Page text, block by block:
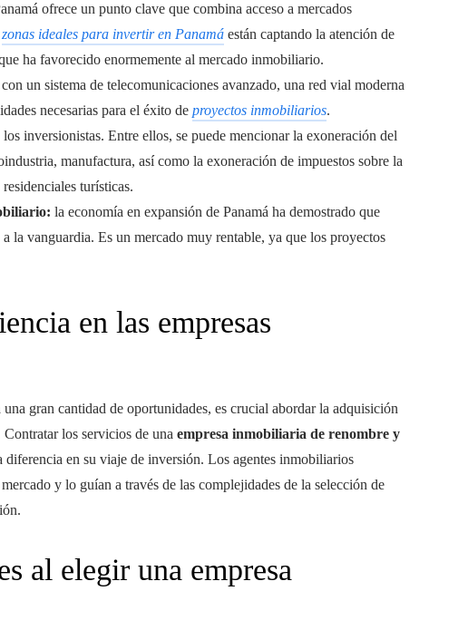
ofrece un punto clave que combina acceso a mercados
zonas ideales para invertir en Panamá están captando la atención de
ha favorecido enormemente al mercado inmobiliario.
un sistema de telecomunicaciones avanzado, una red vial moderna
necesarias para el éxito de proyectos inmobiliarios.
inversionistas. Entre ellos, se puede mencionar la exoneración del
manufactura, así como la exoneración de impuestos sobre la
turísticas.
la economía en expansión de Panamá ha demostrado que
la vanguardia. Es un mercado muy rentable, ya que los proyectos
en las empresas
una gran cantidad de oportunidades, es crucial abordar la adquisición
los servicios de una empresa inmobiliaria de renombre y
diferencia en su viaje de inversión. Los agentes inmobiliarios
y lo guían a través de las complejidades de la selección de
al elegir una empresa